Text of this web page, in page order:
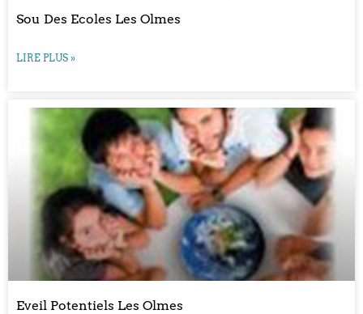
Sou Des Ecoles Les Olmes
LIRE PLUS »
Eveil Potentiels Les Olmes